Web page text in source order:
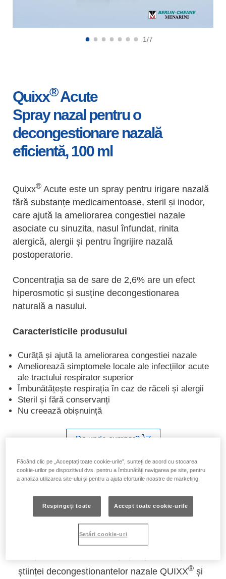
1/7
Quixx®Acute
Spray nazal pentru o
decongestionare nazală
eficientă, 100 ml
Quixx® Acute este un spray pentru irigare nazală
fără substanțe medicamentoase, steril și inodor,
care ajută la ameliorarea congestiei nazale
asociate cu sinuzita, nasul înfundat, rinita
alergică, alergii și pentru îngrijire nazală
postoperatorie.
Concentrația sa de sare de 2,6% are un efect
hiperosmotic și susține decongestionarea
naturală a nasului.
Caracteristicile produsului
Curăță și ajută la ameliorarea congestiei nazale
Ameliorează simptomele locale ale infecțiilor acute
ale tractului respirator superior
Îmbunătățește respirația în caz de răceli și alergii
Steril și fără conservanți
Nu creează obișnuință
De unde cumpar?
Eliberați-vă nasul cu ajutorul
puterii oceanului
științei decongestionantelor nazale QUIXX® și
Făcând clic pe „Acceptați toate cookie-urile”, sunteți de acord cu stocarea
cookie-urilor pe dispozitivul dvs. pentru a îmbunătăți navigarea pe site, pentru
a analiza utilizarea site-ului și pentru a ajuta eforturile noastre de marketing.
Respingeți toate Accept toate cookie-urile
Setări cookie-uri